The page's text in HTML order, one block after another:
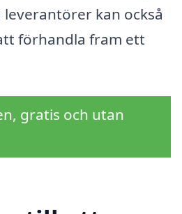
kan också
förhandla fram ett
gratis och utan